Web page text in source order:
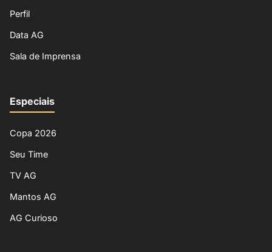
Perfil
Data AG
Sala de Imprensa
Especiais
Copa 2026
Seu Time
TV AG
Mantos AG
AG Curioso